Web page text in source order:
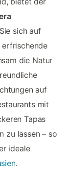
sich auf
erfrischende
die Natur
auf
mit
Tapas
zu lassen – so
ideale
.